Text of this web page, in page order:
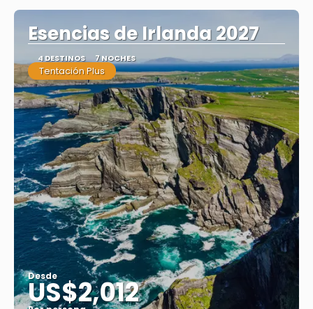
Esencias de Irlanda 2027
4 DESTINOS 7 NOCHES
Tentación Plus
Desde
US$2,012